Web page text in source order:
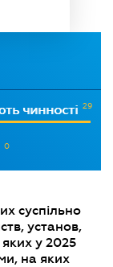
чинності 29
0
суспільно
установ,
яких у 2025
на яких